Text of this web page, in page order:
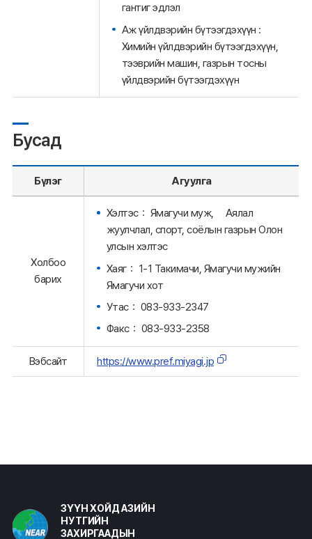
гантиг эдлэл
Аж үйлдвэрийн бүтээгдэхүүн :
Химийн үйлдвэрийн бүтээгдэхүүн,
тээврийн машин, газрын тосны
үйлдвэрийн бүтээгдэхүүн
Бусад
Бүлэг Агуулга
Холбоо
барих
Хэлтэс： Ямагучи муж, Аялал
жуулчлал, спорт, соёлын газрын Олон
улсын хэлтэс
Хаяг： 1-1 Такимачи, Ямагучи мужийн
Ямагучи хот
Утас： 083-933-2347
Факс： 083-933-2358
Вэбсайт https://www.pref.miyagi.jp
ЗҮҮН ХОЙД АЗИЙН
НУТГИЙН
ЗАХИРГААДЫН